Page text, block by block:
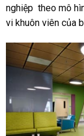
nghiệp theo mô
vi khuôn viên của